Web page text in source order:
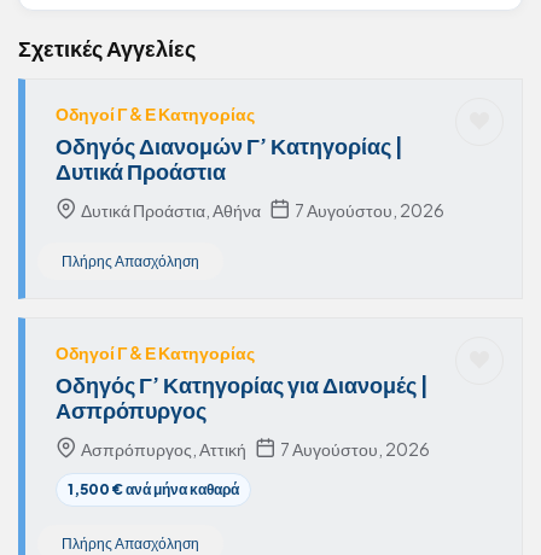
Σχετικές Αγγελίες
Οδηγοί Γ & Ε Κατηγορίας
Οδηγός Διανομών Γ’ Κατηγορίας |
Δυτικά Προάστια
Δυτικά Προάστια, Αθήνα 7 Αυγούστου, 2026
Πλήρης Απασχόληση
Οδηγοί Γ & Ε Κατηγορίας
Οδηγός Γ’ Κατηγορίας για Διανομές |
Ασπρόπυργος
Ασπρόπυργος, Αττική 7 Αυγούστου, 2026
1,500 € ανά μήνα καθαρά
Πλήρης Απασχόληση